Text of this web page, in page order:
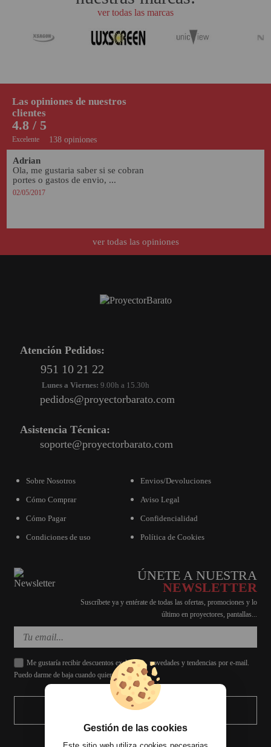
PROYECTORES 2K O 4K
REACONDICIONADOS
¿QUÉ MODELO NECESITO?
OFERTAS DESTACADAS
TIPOS DE PROYECTOR
PANTALLAS DE
PROYECCIÓN
PRODUCTOS
CABLES Y ACCESORIOS
951 10 21 22
Asistencia Técnica:
soporte@proyectorbarato.com
ver todas las marcas
138 opiniones
4.8 / 5
Excelente
Las opiniones de nuestros
clientes
Adrian
Ola, me gustaria saber si se cobran
portes o gastos de envio, ...
02/05/2017
ver todas las opiniones
Atención Pedidos:
951 10 21 22
Lunes a Viernes: 9.00h a 15.30h
pedidos@proyectorbarato.com
Asistencia Técnica:
soporte@proyectorbarato.com
Sobre Nosotros
Cómo Comprar
Cómo Pagar
Condiciones de uso
Envios/Devoluciones
Aviso Legal
Confidencialidad
Política de Cookies
ÚNETE A NUESTRA
NEWSLETTER
Suscríbete ya y entérate de todas las ofertas, promociones y lo
último en proyectores, pantallas...
Me gustaría recibir descuentos exclusivos, novedades y tendencias por e-mail.
Puedo darme de baja cuando quiera.
ENVIAR
Gestión de las cookies